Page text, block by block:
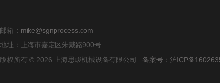
邮箱： mike@sgnprocess.com
地址：上海市嘉定区朱戴路900号
版权所有 © 2026 上海思峻机械设备有限公司 备案号：沪ICP备